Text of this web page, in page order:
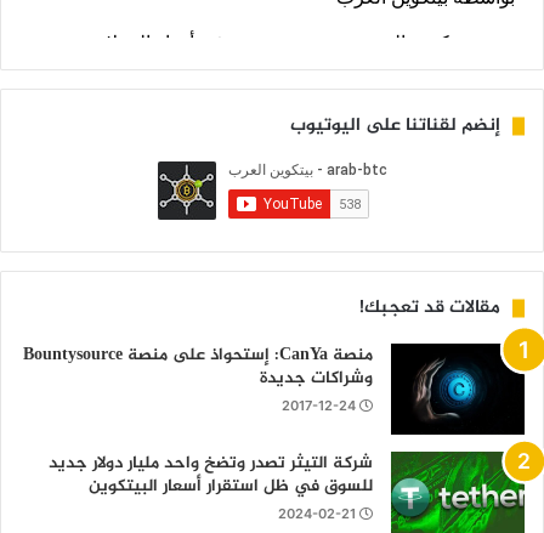
إنضم لقناتنا على اليوتيوب
مقالات قد تعجبك!
منصة CanYa: إستحواذ على منصة Bountysource
وشراكات جديدة
2017-12-24
شركة التيثر تصدر وتضخ واحد مليار دولار جديد
للسوق في ظل استقرار أسعار البيتكوين
2024-02-21